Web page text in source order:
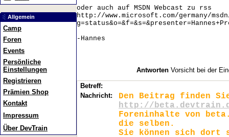
Allgemein
Camp
Foren
Events
Persönliche
Einstellungen
Registrieren
Prämien Shop
Kontakt
Impressum
Über DevTrain
oder auch auf MSDN Webcast zu rss
http://www.microsoft.com/germany/
-Hannes
Antworten Vorsicht bei der
Betreff:
Nachricht:
Den Beitrag finden
http://
Foreninhalte von
die selben.
Sie können sich dort